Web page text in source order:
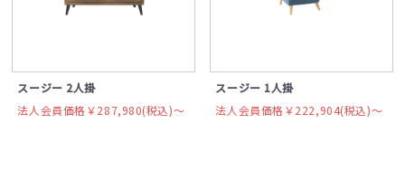
スージー 2人掛
法人会員価格￥287,980(税込)〜
スージー 1人掛
法人会員価格￥222,904(税込)〜